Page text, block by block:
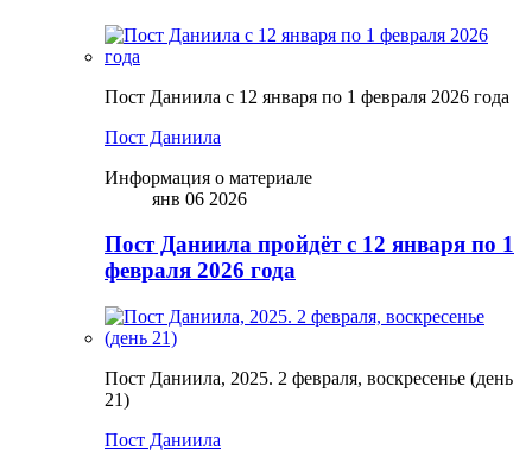
Пост Даниила с 12 января по 1 февраля 2026 года
Пост Даниила
Информация о материале
янв 06 2026
Пост Даниила пройдёт с 12 января по 1
февраля 2026 года
Пост Даниила, 2025. 2 февраля, воскресенье (день
21)
Пост Даниила